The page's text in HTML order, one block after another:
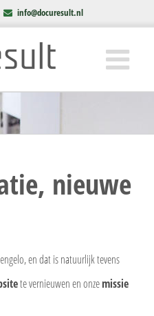
info@docuresult.nl
nieuwe
en dat is natuurlijk tevens
te vernieuwen en onzemissie